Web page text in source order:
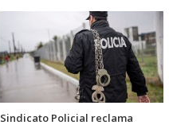
Sindicato Policial reclama